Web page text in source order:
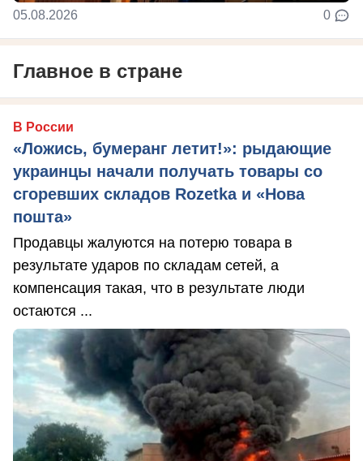
05.08.2026 0
Главное в стране
В России
«Ложись, бумеранг летит!»: рыдающие
украинцы начали получать товары со
сгоревших складов Rozetka и «Нова
пошта»
Продавцы жалуются на потерю товара в
результате ударов по складам сетей, а
компенсация такая, что в результате люди
остаются ...